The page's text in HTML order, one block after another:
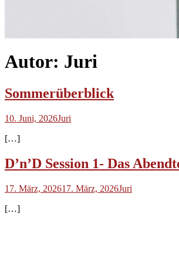
Autor: Juri
Sommerüberblick
10. Juni, 2026Juri
[…]
D’n’D Session 1- Das
17. März, 202617. März, 2026Juri
[…]